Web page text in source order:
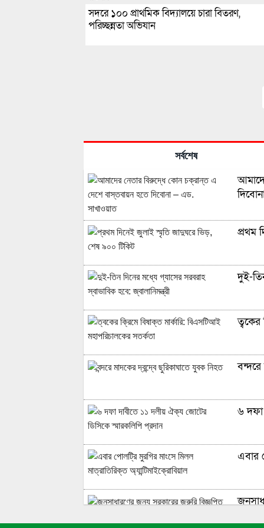
সদরে ১০০ প্রাথমিক বিদ্যালয়ে চারা বিতরণ,
পরিচ্ছন্নতা অভিযান
সর্বশেষ
প্রথম
দুই-
ত্বকের
বন্দরে
৬ দফা
এবার